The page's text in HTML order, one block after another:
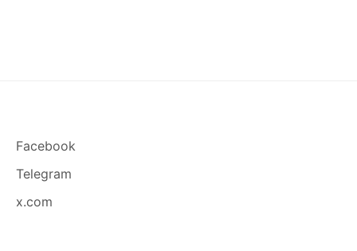
Facebook
Telegram
x.com